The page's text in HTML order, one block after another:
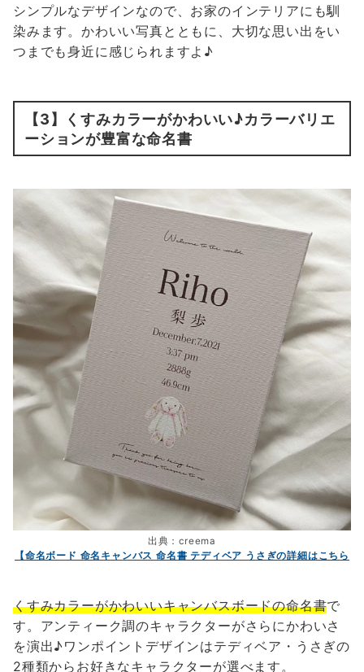
シンプルなデザインなので、お家のインテリアにも馴
染みます。かわいい写真とともに、大切な思い出をい
つまでも身近に感じられますよ♪
【3】くすみカラーがかわいい♪カラーバリエ
ーションが豊富な命名書
出典：creema
【命名ボード 命名キャンバス 命名書 テディベア うさぎの詳細はこちら
くすみカラーがかわいいキャンバスボードの命名書で
す。アンティーク調のキャラクターがさらにかわいさ
を演出♪ワンポイントデザインはテディベア・うさぎの
2種類からお好きなキャラクターが選べます。